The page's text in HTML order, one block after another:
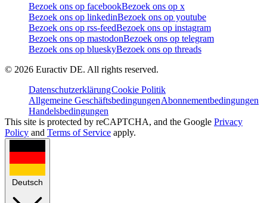
Bezoek ons op facebookBezoek ons op x
Bezoek ons op linkedinBezoek ons op youtube
Bezoek ons op rss-feedBezoek ons op instagram
Bezoek ons op mastodonBezoek ons op telegram
Bezoek ons op blueskyBezoek ons op threads
© 2026 Euractiv DE. All rights reserved.
DatenschutzerklärungCookie Politik
Allgemeine GeschäftsbedingungenAbonnementbedingungen
Handelsbedingungen
This site is protected by reCAPTCHA, and the Google Privacy
Policy and Terms of Service apply.
Deutsch